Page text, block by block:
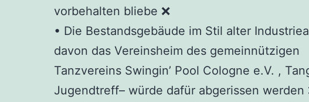
vorbehalten bliebe ❌
• Die Bestandsgebäude im Stil alter
davon das Vereinsheim des gemeinnützigen
Tanzvereins Swingin’ Pool Cologne e.V. ,
Jugendtreff– würde dafür abgerissen werden